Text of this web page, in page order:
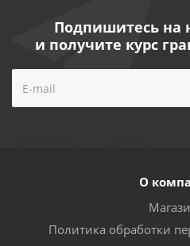
Подпишитесь на
и получите курс
О
Политика обработки